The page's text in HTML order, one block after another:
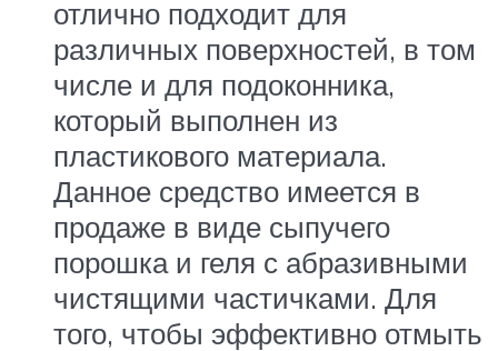
отлично подходит для
различных поверхностей, в том
числе и для подоконника,
который выполнен из
пластикового материала.
Данное средство имеется в
продаже в виде сыпучего
порошка и геля с абразивными
чистящими частичками. Для
того, чтобы эффективно отмыть